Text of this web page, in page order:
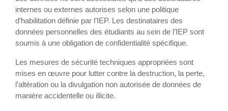
internes ou externes autorises selon une politique
d’habilitation définie par l’IEP. Les destinataires des
données personnelles des étudiants au sein de l’IEP sont
soumis à une obligation de confidentialité spécifique.
Les mesures de sécurité techniques appropriées sont
mises en œuvre pour lutter contre la destruction, la perte,
l’altération ou la divulgation non autorisée de données de
manière accidentelle ou illicite.